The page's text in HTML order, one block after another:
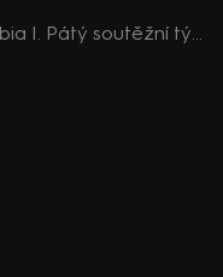
Soutěž o Škodu Fabia I. Pátý soutěžní týden